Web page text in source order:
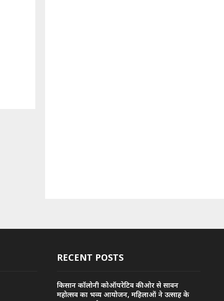
RECENT POSTS
किसान कॉलोनी कोऑपरेटिव की ओर से सावन
महोत्सव का भव्य आयोजन, महिलाओं ने उत्साह के